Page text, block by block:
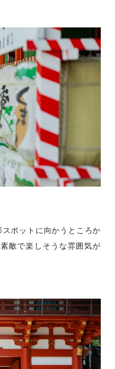
ポットに向かうところか
敵で楽しそうな雰囲気が